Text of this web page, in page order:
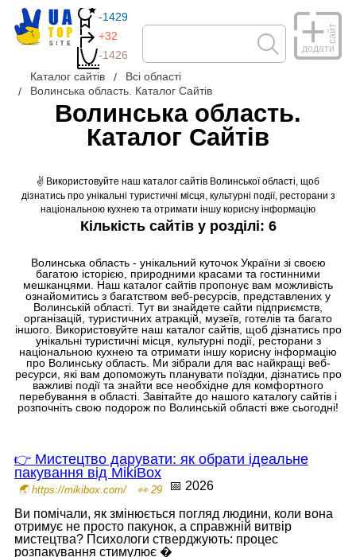
-1429
+32
-1426
додати
сайт
Каталог сайтів
Всі області
Волинська область. Каталог Сайтів
Волинська область.
Каталог Сайтів
✌ Використовуйте наш каталог сайтів Волинської області, щоб
дізнатись про унікальні туристичні місця, культурні події, ресторани з
національною кухнею та отримати іншу корисну інформацію
Кількість сайтів у розділі: 6
Волинська область - унікальний куточок України зі своєю
багатою історією, природними красами та гостинними
мешканцями. Наш каталог сайтів пропонує вам можливість
ознайомитись з багатством веб-ресурсів, представлених у
Волинській області. Тут ви знайдете сайти підприємств,
організацій, туристичних атракцій, музеїв, готелів та багато
іншого. Використовуйте наш каталог сайтів, щоб дізнатись про
унікальні туристичні місця, культурні події, ресторани з
національною кухнею та отримати іншу корисну інформацію
про Волинську область. Ми зібрали для вас найкращі веб-
ресурси, які вам допоможуть планувати поїздки, дізнатись про
важливі події та знайти все необхідне для комфортного
перебування в області. Завітайте до нашого каталогу сайтів і
розпочніть свою подорож по Волинській області вже сьогодні!
👉 Мистецтво дарувати: як обрати ідеальне
пакування від MikiBox
🌏 https://mikibox.com/ 👀 29 📅 2026
Ви помічали, як змінюється погляд людини, коли вона
отримує не просто пакунок, а справжній витвір
мистецтва? Психологи стверджують: процес
розпакування стимулює �